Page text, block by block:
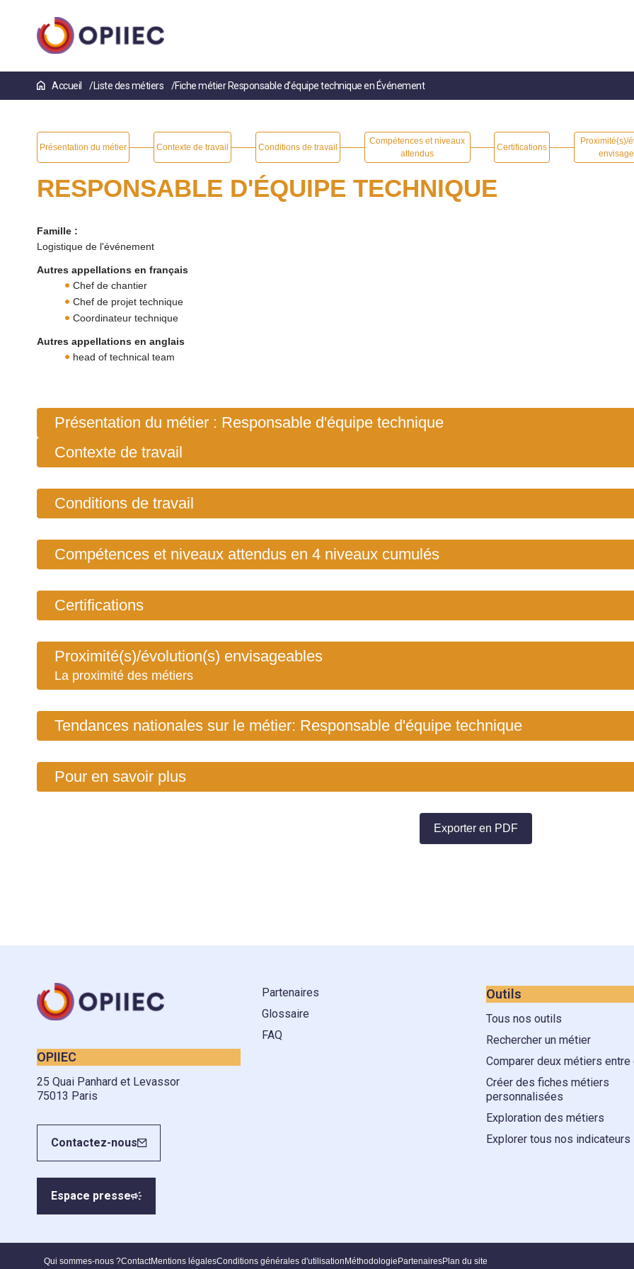
contenu
Accueil Liste des métiers Fiche métier Responsable d'équipe technique en Événement
Présentation du métier Contexte de travail Conditions de travail
Compétences et niveaux
attendus
Certifications
Proximité(s)/
RESPONSABLE D'ÉQUIPE TECHNIQUE
Famille :
Logistique de l'événement
Autres appellations en français
Chef de chantier
Chef de projet technique
Coordinateur technique
Autres appellations en anglais
head of technical team
Présentation du métier : Responsable d'équipe technique
Contexte de travail
Conditions de travail
Compétences et niveaux attendus en 4 niveaux cumulés
Certifications
Proximité(s)/évolution(s) envisageables
La proximité des métiers
Tendances nationales sur le métier: Responsable d'équipe technique
Pour en savoir plus
Exporter en PDF
OPIIEC
25 Quai Panhard et Levassor
75013 Paris
Contactez-nous
Espace presse
Partenaires
Glossaire
FAQ
Outils
Tous nos outils
Rechercher un métier
Comparer deux métiers entre
Créer des fiches métiers
personnalisées
Exploration des métiers
Explorer tous nos indicateurs
Qui sommes-nous ?ContactMentions légalesConditions générales d'utilisation Méthodologie PartenairesPlan du site